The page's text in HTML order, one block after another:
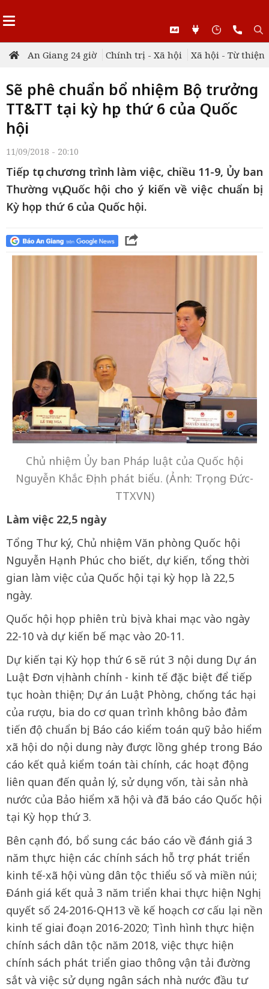
An Giang 24 giờ Chính trị - Xã hội Xã hội - Từ thiện
Sẽ phê chuẩn bổ nhiệm Bộ trưởng
TT&TT tại kỳ họp thứ 6 của Quốc
hội
11/09/2018 - 20:10
Tiếp tục chương trình làm việc, chiều 11-9, Ủy ban
Thường vụ Quốc hội cho ý kiến về việc chuẩn bị
Kỳ họp thứ 6 của Quốc hội.
Chủ nhiệm Ủy ban Pháp luật của Quốc hội
Nguyễn Khắc Định phát biểu. (Ảnh: Trọng Đức-
TTXVN)
Làm việc 22,5 ngày
Tổng Thư ký, Chủ nhiệm Văn phòng Quốc hội
Nguyễn Hạnh Phúc cho biết, dự kiến, tổng thời
gian làm việc của Quốc hội tại kỳ họp là 22,5
ngày.
Quốc hội họp phiên trù bị và khai mạc vào ngày
22-10 và dự kiến bế mạc vào 20-11.
Dự kiến tại Kỳ họp thứ 6 sẽ rút 3 nội dung Dự án
Luật Đơn vị hành chính - kinh tế đặc biệt để tiếp
tục hoàn thiện; Dự án Luật Phòng, chống tác hại
của rượu, bia do cơ quan trình không bảo đảm
tiến độ chuẩn bị; Báo cáo kiểm toán quỹ bảo hiểm
xã hội do nội dung này được lồng ghép trong Báo
cáo kết quả kiểm toán tài chính, các hoạt động
liên quan đến quản lý, sử dụng vốn, tài sản nhà
nước của Bảo hiểm xã hội và đã báo cáo Quốc hội
tại Kỳ họp thứ 3.
Bên cạnh đó, bổ sung các báo cáo về đánh giá 3
năm thực hiện các chính sách hỗ trợ phát triển
kinh tế-xã hội vùng dân tộc thiểu số và miền núi;
Đánh giá kết quả 3 năm triển khai thực hiện Nghị
quyết số 24-2016-QH13 về kế hoạch cơ cấu lại nền
kinh tế giai đoạn 2016-2020; Tình hình thực hiện
chính sách dân tộc năm 2018, việc thực hiện
chính sách phát triển giao thông vận tải đường
sắt và việc sử dụng ngân sách nhà nước đầu tư